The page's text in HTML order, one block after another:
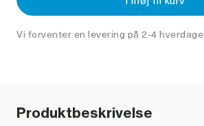
Vi forventer en levering på 2-4 hverdage
Produktbeskrivelse